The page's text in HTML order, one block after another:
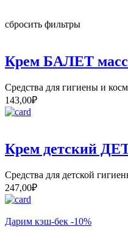
сбросить фильтры
Крем БАЛЕТ
Средства для гигиены и
143,00₽
Крем детский
Средства для детской
247,00₽
Дарим кэш-бек -10%